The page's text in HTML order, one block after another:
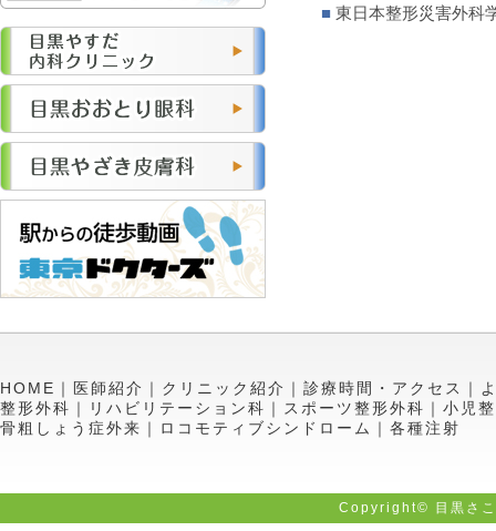
■ 東日本整形災害外科
HOME ｜ 医師紹介 ｜ クリニック紹介 ｜ 診療時間・アクセス ｜
整形外科 ｜ リハビリテーション科 ｜ スポーツ整形外科 ｜ 小児
骨粗しょう症外来 ｜ ロコモティブシンドローム ｜ 各種注射
Copyright© 目黒さ